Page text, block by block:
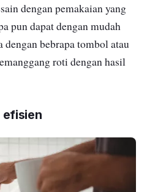
dengan pemakaian yang
pun dapat dengan mudah
dengan bebrapa tombol atau
roti dengan hasil
efisien